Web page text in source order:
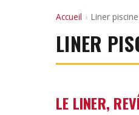
Accueil › Liner
LINER
LE LINER,